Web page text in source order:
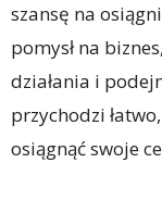
szansę na
pomysł na
działania i
przychodzi
osiągnąć swoje